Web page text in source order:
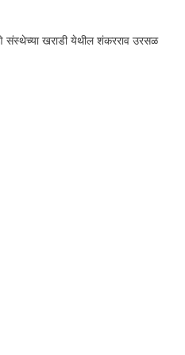
संस्थेच्या खराडी येथील शंकरराव उरसळ